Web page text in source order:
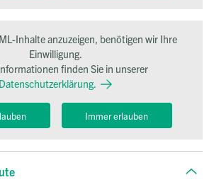
Inhalte anzuzeigen, benötigen wir Ihre
Einwilligung.
finden Sie in unserer
Datenschutzerklärung.
Immer erlauben